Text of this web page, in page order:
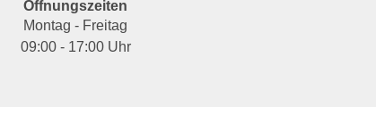
Öffnungszeiten
Montag - Freitag
09:00 - 17:00 Uhr